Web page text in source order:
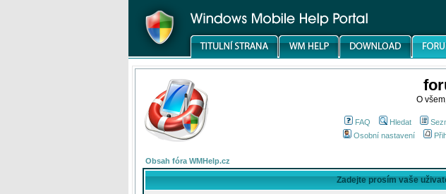
O
FAQ Hledat
Osobní nastavení
Obsah fóra WMHelp.cz
Zadejte prosím vaše